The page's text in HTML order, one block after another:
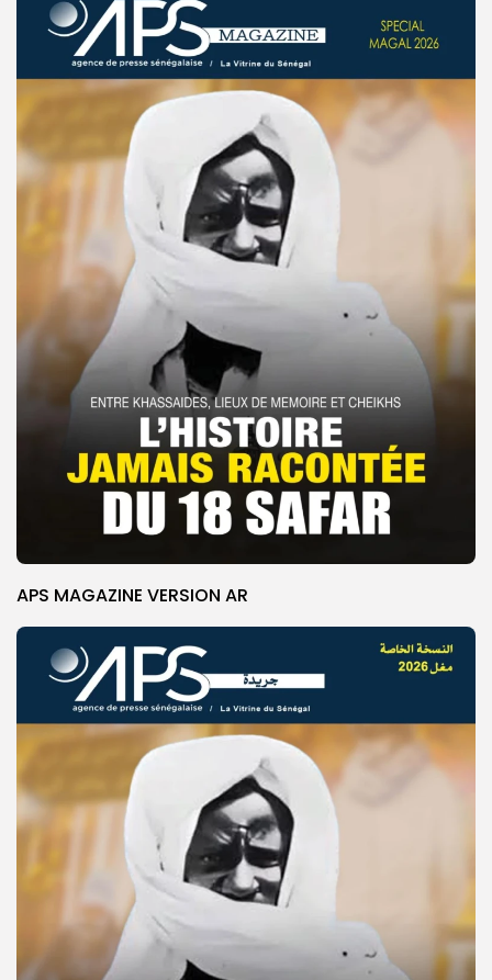
APS MAGAZINE VERSION AR